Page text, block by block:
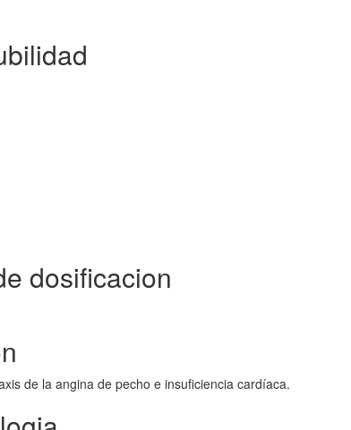
dosificacion
de la angina de pecho e insuficiencia cardíaca.